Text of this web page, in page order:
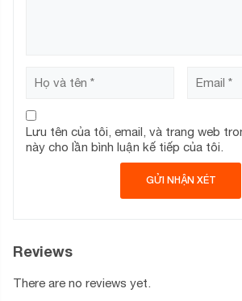
người dùng. Ngoài ra, trọng lượng máy
cho vào balo, túi xách mang theo bên
cứ đâu để học tập và làm việc.
Bàn phím Fullsize
Lưu tên của tôi, email, và trang web
này cho lần bình luận kế tiếp của tôi.
Reviews
There are no reviews yet.